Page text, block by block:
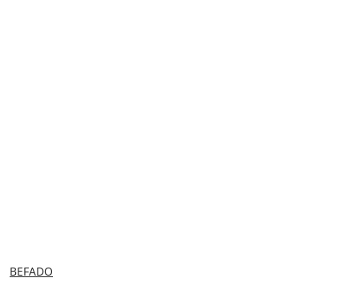
NAZWA
PRODUCENTA:
BEFADO